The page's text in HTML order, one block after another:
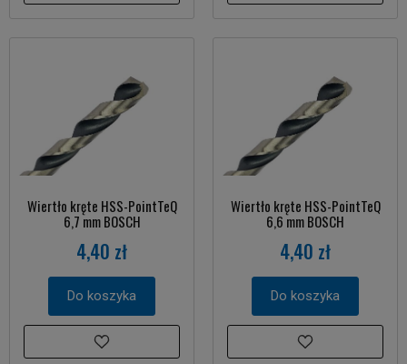
Wiertło kręte HSS-PointTeQ
6,7 mm BOSCH
4,40 zł
Do koszyka
Wiertło kręte HSS-PointTeQ
6,6 mm BOSCH
4,40 zł
Do koszyka